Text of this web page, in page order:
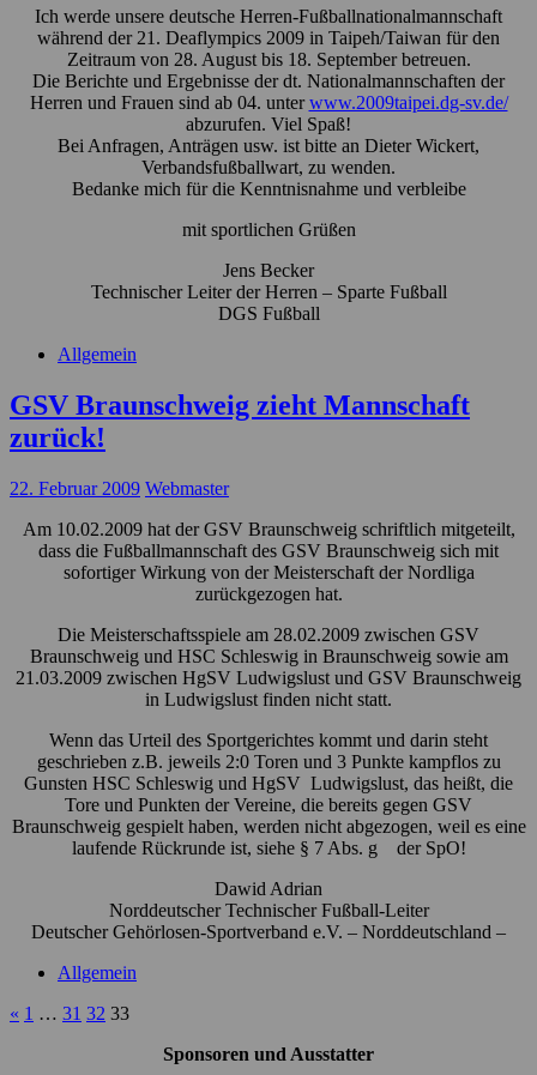
Ich werde unsere deutsche Herren-Fußballnationalmannschaft
während der 21. Deaflympics 2009 in Taipeh/Taiwan für den
Zeitraum von 28. August bis 18. September betreuen.
Die Berichte und Ergebnisse der dt. Nationalmannschaften der
Herren und Frauen sind ab 04. unterwww.2009taipei.dg-sv.de/
abzurufen. Viel Spaß!
Bei Anfragen, Anträgen usw. ist bitte an Dieter Wickert,
Verbandsfußballwart, zu wenden.
Bedanke mich für die Kenntnisnahme und verbleibe
mit sportlichen Grüßen
Jens Becker
Technischer Leiter der Herren – Sparte Fußball
DGS Fußball
Allgemein
GSV Braunschweig zieht Mannschaft
zurück!
22. Februar 2009 Webmaster
Am 10.02.2009 hat der GSV Braunschweig schriftlich mitgeteilt,
dass die Fußballmannschaft des GSV Braunschweig sich mit
sofortiger Wirkung von der Meisterschaft der Nordliga
zurückgezogen hat.
Die Meisterschaftsspiele am 28.02.2009 zwischen GSV
Braunschweig und HSC Schleswig in Braunschweig sowie am
21.03.2009 zwischen HgSV Ludwigslust und GSV Braunschweig
in Ludwigslust finden nicht statt.
Wenn das Urteil des Sportgerichtes kommt und darin steht
geschrieben z.B. jeweils 2:0 Toren und 3 Punkte kampflos zu
Gunsten HSC Schleswig und HgSV Ludwigslust, das heißt, die
Tore und Punkten der Vereine, die bereits gegen GSV
Braunschweig gespielt haben, werden nicht abgezogen, weil es eine
laufende Rückrunde ist, siehe § 7 Abs. g der SpO!
Dawid Adrian
Norddeutscher Technischer Fußball-Leiter
Deutscher Gehörlosen-Sportverband e.V. – Norddeutschland –
Allgemein
« 1 … 31 32 33
Sponsoren und Ausstatter